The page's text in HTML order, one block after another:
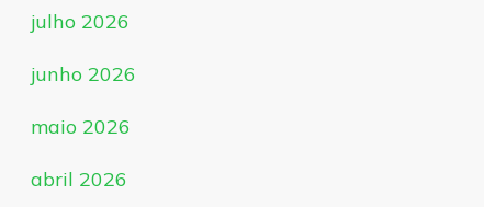
julho 2026
junho 2026
maio 2026
abril 2026